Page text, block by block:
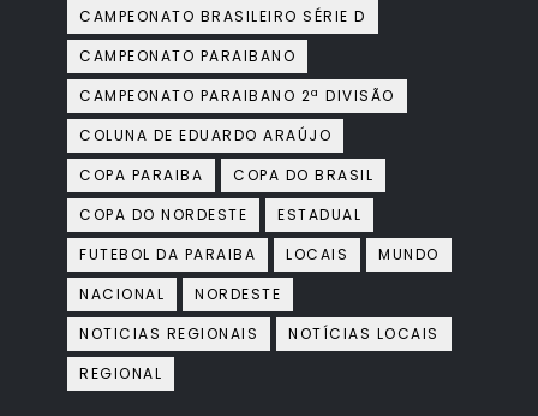
CAMPEONATO BRASILEIRO SÉRIE D
CAMPEONATO PARAIBANO
CAMPEONATO PARAIBANO 2ª DIVISÃO
COLUNA DE EDUARDO ARAÚJO
COPA PARAIBA
COPA DO BRASIL
COPA DO NORDESTE
ESTADUAL
FUTEBOL DA PARAIBA
LOCAIS
MUNDO
NACIONAL
NORDESTE
NOTICIAS REGIONAIS
NOTÍCIAS LOCAIS
REGIONAL